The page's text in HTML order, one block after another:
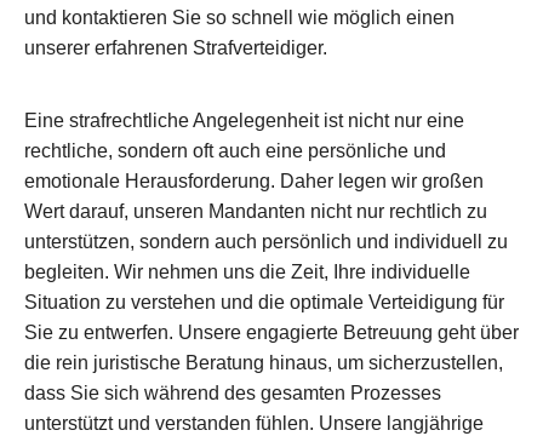
und kontaktieren Sie so schnell wie möglich einen
unserer erfahrenen Strafverteidiger.
Eine strafrechtliche Angelegenheit ist nicht nur eine
rechtliche, sondern oft auch eine persönliche und
emotionale Herausforderung. Daher legen wir großen
Wert darauf, unseren Mandanten nicht nur rechtlich zu
unterstützen, sondern auch persönlich und individuell zu
begleiten. Wir nehmen uns die Zeit, Ihre individuelle
Situation zu verstehen und die optimale Verteidigung für
Sie zu entwerfen. Unsere engagierte Betreuung geht über
die rein juristische Beratung hinaus, um sicherzustellen,
dass Sie sich während des gesamten Prozesses
unterstützt und verstanden fühlen. Unsere langjährige